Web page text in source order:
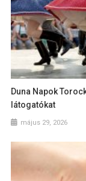
Duna Napok
látogatókat
május 29, 2026